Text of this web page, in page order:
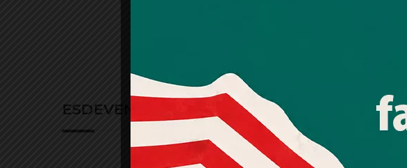
ESDEVENIMENTS RELACIONATS
tecnologies
processar
processament
qualsevol
nostra Política
"acceptar"
Més
Quan l’usuari